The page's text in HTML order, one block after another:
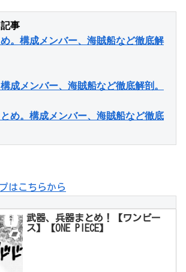
事
。構成メンバー、海賊船など徹底解
成メンバー、海賊船など徹底解剖。
め。構成メンバー、海賊船など徹底
はこちらから
武器、兵器まとめ！【ワンピー
ス】【ONE PIECE】